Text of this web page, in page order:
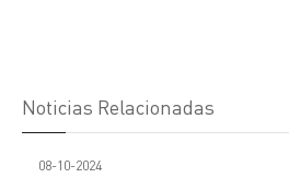
Noticias Relacionadas
08-10-2024